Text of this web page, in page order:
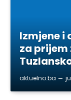
Izmjene i
za prijem
aktuelno.ba